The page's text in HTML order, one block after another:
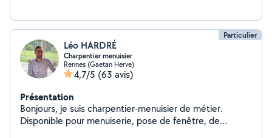
Particulier
Léo HARDRÉ
Charpentier menuisier
Rennes (Gaetan Herve)
4,7/5 (63 avis)
Présentation
Bonjours, je suis charpentier-menuisier de métier.
Disponible pour menuiserie, pose de fenêtre, de